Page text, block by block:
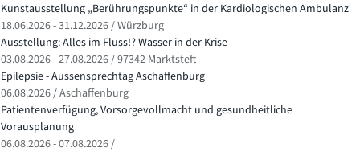
Kunstausstellung „Berührungspunkte“ in der Kardiologischen Ambulanz
18.06.2026 - 31.12.2026 / Würzburg
Ausstellung: Alles im Fluss!? Wasser in der Krise
03.08.2026 - 27.08.2026 / 97342 Marktsteft
Epilepsie - Aussensprechtag Aschaffenburg
06.08.2026 / Aschaffenburg
Patientenverfügung, Vorsorgevollmacht und gesundheitliche
Vorausplanung
06.08.2026 - 07.08.2026 /